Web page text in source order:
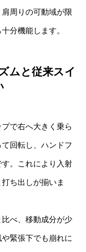
周りの可動域が限
分機能します。
ムと従来スイ
で右へ大きく乗ら
回転し、ハンドフ
。これにより入射
ち出しが揃いま
べ、移動成分が少
緊張下でも崩れに